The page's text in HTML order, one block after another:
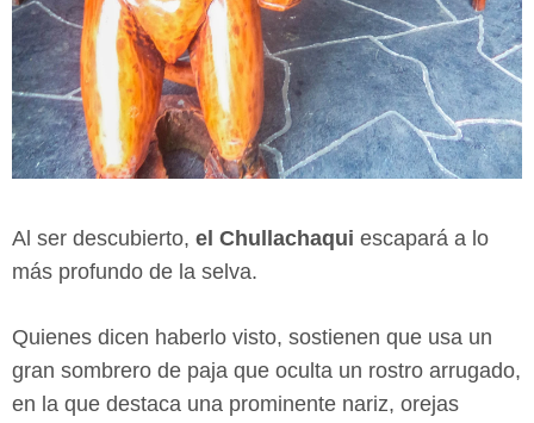
Al ser descubierto, el Chullachaqui escapará a lo
más profundo de la selva.
Quienes dicen haberlo visto, sostienen que usa un
gran sombrero de paja que oculta un rostro arrugado,
en la que destaca una prominente nariz, orejas